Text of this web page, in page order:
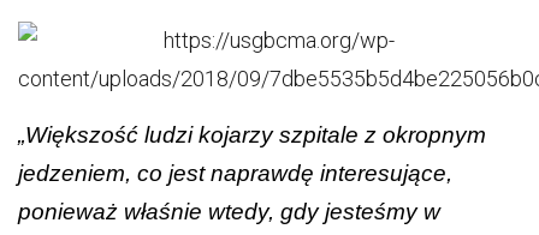
„Większość ludzi kojarzy szpitale z okropnym
jedzeniem, co jest naprawdę interesujące,
ponieważ właśnie wtedy, gdy jesteśmy w